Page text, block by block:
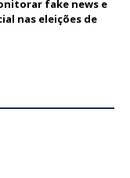
fake news e
nas eleições de